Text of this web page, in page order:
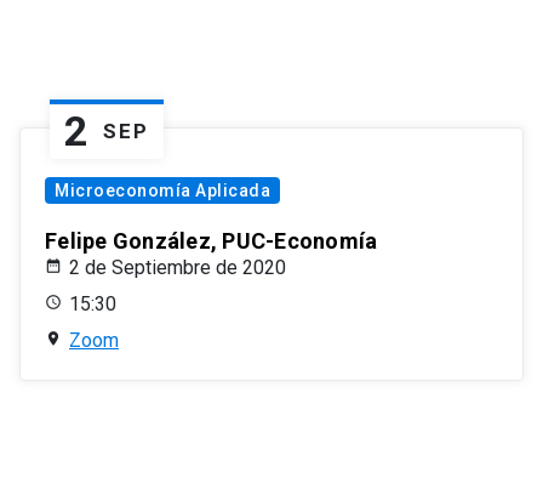
2 SEP
Microeconomía Aplicada
Felipe González, PUC-Economía
2 de Septiembre de 2020
15:30
Zoom